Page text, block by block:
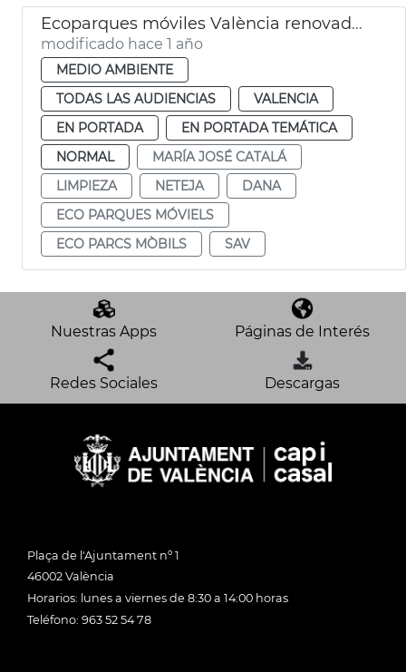
Ecoparques móviles València renovados y accesibles
modificado hace 1 año
MEDIO AMBIENTE
TODAS LAS AUDIENCIAS
VALENCIA
EN PORTADA
EN PORTADA TEMÁTICA
NORMAL
MARÍA JOSÉ CATALÁ
LIMPIEZA
NETEJA
DANA
ECO PARQUES MÓVIELS
ECO PARCS MÒBILS
SAV
Nuestras Apps Páginas de Interés
Redes Sociales Descargas
Plaça de l'Ajuntament nº 1
46002 València
Horarios: lunes a viernes de 8:30 a 14:00 horas
Teléfono: 963 52 54 78